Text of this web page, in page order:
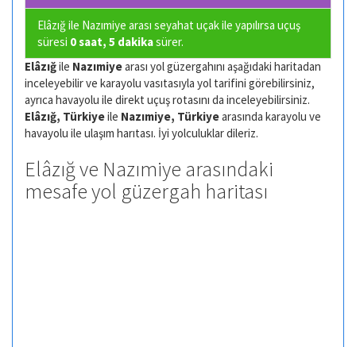
Elâzığ ile Nazımiye arası seyahat uçak ile yapılırsa uçuş
süresi 0 saat, 5 dakikasürer.
Elâzığile Nazımiyearası yol güzergahını aşağıdaki haritadan
inceleyebilir ve karayolu vasıtasıyla yol tarifini görebilirsiniz,
ayrıca havayolu ile direkt uçuş rotasını da inceleyebilirsiniz.
Elâzığ, Türkiyeile Nazımiye, Türkiyearasında karayolu ve
havayolu ile ulaşım harıtası. İyi yolculuklar dileriz.
Elâzığ ve Nazımiye arasındaki
mesafe yol güzergah haritası